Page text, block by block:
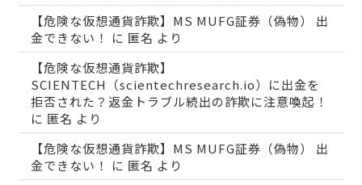
【危険な仮想通貨詐欺】MS MUFG証券（偽物） 出
金できない！
に 匿名 より
【危険な仮想通貨詐欺】
SCIENTECH（scientechresearch.io）に出金を
拒否された？返金トラブル続出の詐欺に注意喚起！
に 匿名 より
【危険な仮想通貨詐欺】MS MUFG証券（偽物） 出
金できない！
に 匿名 より